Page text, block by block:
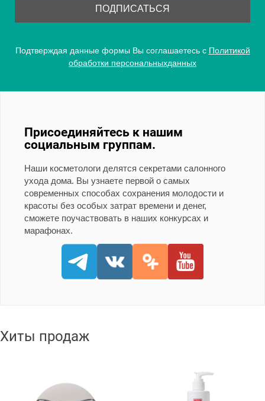
Подтверждая данные формы Вы соглашаетесь с Политикой
обработки персональныхданных
Присоединяйтесь к нашим
социальным группам.
Наши косметологи делятся секретами салонного
ухода дома. Вы узнаете первой о самых
современных способах сохранения молодости и
красоты без особых затрат времени и денег,
сможете поучаствовать в наших конкурсах и
марафонах.
Хиты продаж